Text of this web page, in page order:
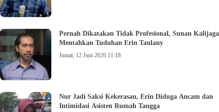
Pernah Dikatakan Tidak Profesional, Sunan Kalijaga
Mentahkan Tuduhan Erin Taulany
Jumat, 12 Juni 2026 11:18
Nur Jadi Saksi Kekerasan, Erin Diduga Ancam dan
Intimidasi Asisten Rumah Tangga